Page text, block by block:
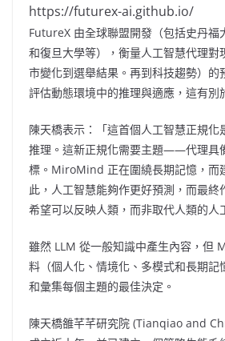
https://futurex-ai.github.io/
FutureX 由全球聯盟開發（包括史丹福
和復旦大學等），衡量人工智慧代理對
市變化到選舉結果。再到科技趨勢）
評估動態環境中的推理與適應，這有別
陳天橋表示：「這首個人工智慧正規化
推理。這新正規化需要主題——代理具
標。MiroMind 正在圍繞長期記憶，而
此，人工智慧能夠作更好預測，而最終
希望可以反映人類，而非取代人類的人
雖然 LLM 從一般知識中產生內容，但
料（個人化、情境化、多模式和長期記
和彙集每個主題的最佳決定。
陳天橋雒芊芊研究院 (Tianqiao and